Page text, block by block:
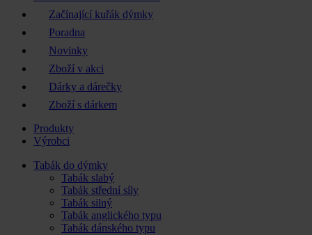
Začínající kuřák dýmky
Poradna
Novinky
Zboží v akci
Dárky a dárečky
Zboží s dárkem
Produkty
Výrobci
Tabák do dýmky
Tabák slabý
Tabák střední síly
Tabák silný
Tabák anglického typu
Tabák dánského typu